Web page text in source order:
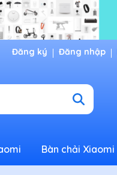
Đăng ký Đăng nhập
Bàn chải Xiaomi